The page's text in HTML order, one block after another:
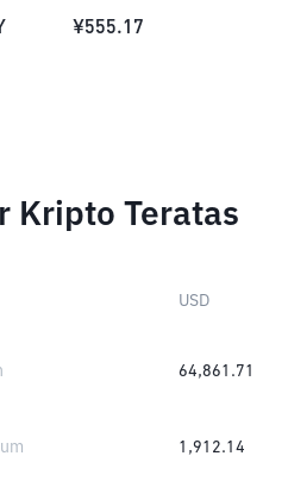
¥555.17
Kripto Teratas
USD
64,861.71
1,912.14